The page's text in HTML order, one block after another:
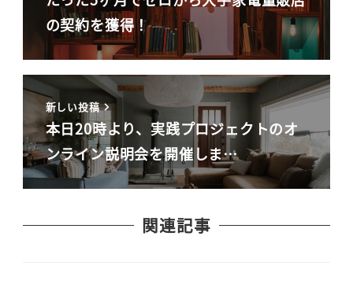
の契約を獲得！
新しい投稿
本日20時より、実践プロジェクトのオ
ンライン説明会を開催しま…
関連記事